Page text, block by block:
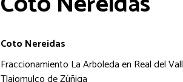
Coto Nereidas
Fraccionamiento La Arboleda en Real del